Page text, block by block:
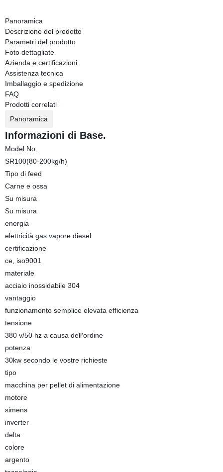
Panoramica
Descrizione del prodotto
Parametri del prodotto
Foto dettagliate
Azienda e certificazioni
Assistenza tecnica
Imballaggio e spedizione
FAQ
Prodotti correlati
Panoramica
Informazioni di Base.
Model No.
SR100(80-200kg/h)
Tipo di feed
Carne e ossa
Su misura
Su misura
energia
elettricità gas vapore diesel
certificazione
ce, iso9001
materiale
acciaio inossidabile 304
vantaggio
funzionamento semplice elevata efficienza
tensione
380 v/50 hz a causa dell′ordine
potenza
30kw secondo le vostre richieste
tipo
macchina per pellet di alimentazione
motore
simens
inverter
delta
colore
argento